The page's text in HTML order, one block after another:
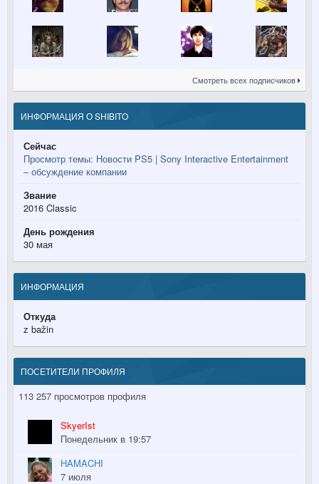
Смотреть всех подписчиков
ИНФОРМАЦИЯ О SHIBITO
Сейчас
Просмотр темы: Новости PS5 | Sony Interactive Entertainment
– обсуждение компании
Звание
2016 Classic
День рождения
30 мая
ИНФОРМАЦИЯ
Откуда
z bažin
ПОСЕТИТЕЛИ ПРОФИЛЯ
113 257 просмотров профиля
SkyerIst
Понедельник в 19:57
HAMACHI
7 июля